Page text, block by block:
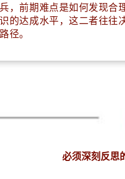
，前期难点是如何发现
的达成水平，这二者往
径。
必须深刻反思